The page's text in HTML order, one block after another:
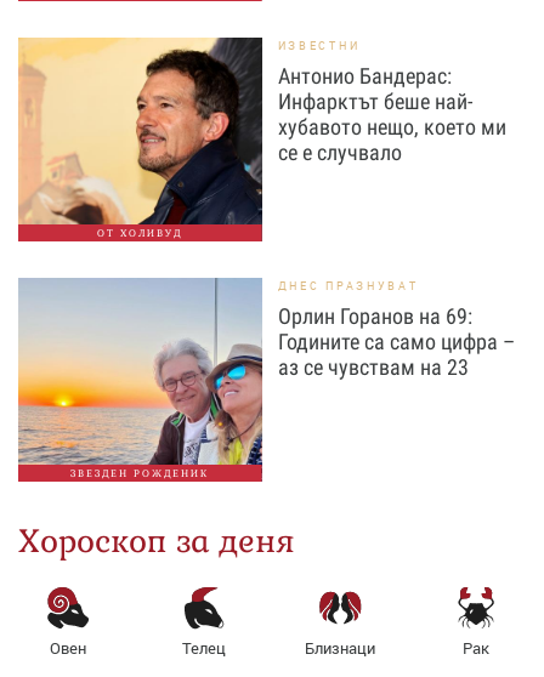
ОТ ХОЛИВУД
ИЗВЕСТНИ
Антонио Бандерас:
Инфарктът беше най-
хубавото нещо, което ми
се е случвало
ЗВЕЗДЕН РОЖДЕНИК
ДНЕС ПРАЗНУВАТ
Орлин Горанов на 69:
Годините са само цифра –
аз се чувствам на 23
Хороскоп за деня
Овен Телец Близнаци Рак